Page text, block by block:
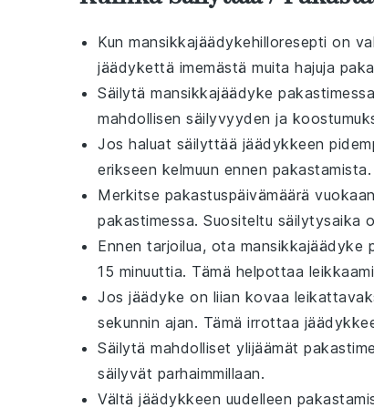
Kun mansikkajäädykehilloresepti on
jäädykettä imemästä muita hajuja
Säilytä mansikkajäädyke
mahdollisen säilyvyyden ja
Jos haluat säilyttää jäädykkeen
erikseen kelmuun ennen
Merkitse pakastuspäivämäärä
pakastimessa. Suositeltu säilytysaika
Ennen tarjoilua, ota mansikkajäädyke
15 minuuttia. Tämä helpottaa
Jos jäädyke on liian kovaa
sekunnin ajan. Tämä irrottaa
Säilytä mahdolliset ylijäämät
säilyvät parhaimmillaan.
Vältä jäädykkeen uudelleen